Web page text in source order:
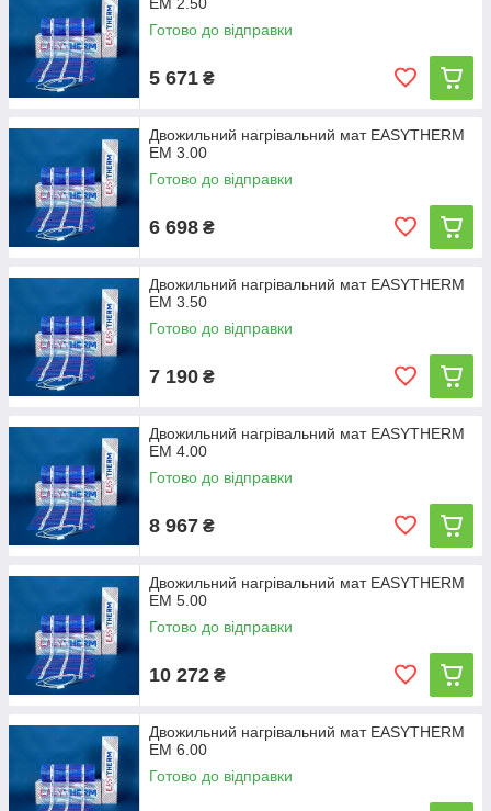
Готово до відправки
5 671 ₴
Двожильний нагрівальний мат EASYTHERM
EM 3.00
Готово до відправки
6 698 ₴
Двожильний нагрівальний мат EASYTHERM
EM 3.50
Готово до відправки
7 190 ₴
Двожильний нагрівальний мат EASYTHERM
EM 4.00
Готово до відправки
8 967 ₴
Двожильний нагрівальний мат EASYTHERM
EM 5.00
Готово до відправки
10 272 ₴
Двожильний нагрівальний мат EASYTHERM
EM 6.00
Готово до відправки